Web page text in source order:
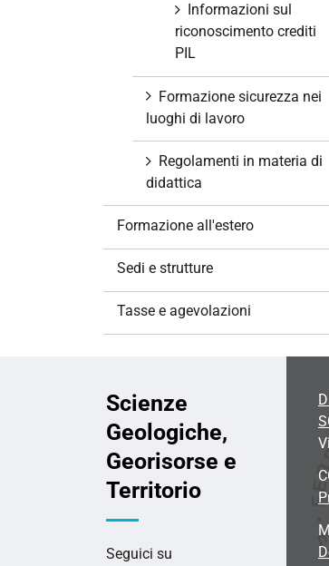
Informazioni sul
riconoscimento crediti
PIL
Formazione sicurezza nei
luoghi di lavoro
Regolamenti in materia di
didattica
Formazione all'estero
Sedi e strutture
Tasse e agevolazioni
Scienze
Geologiche,
Georisorse e
Territorio
Seguici su